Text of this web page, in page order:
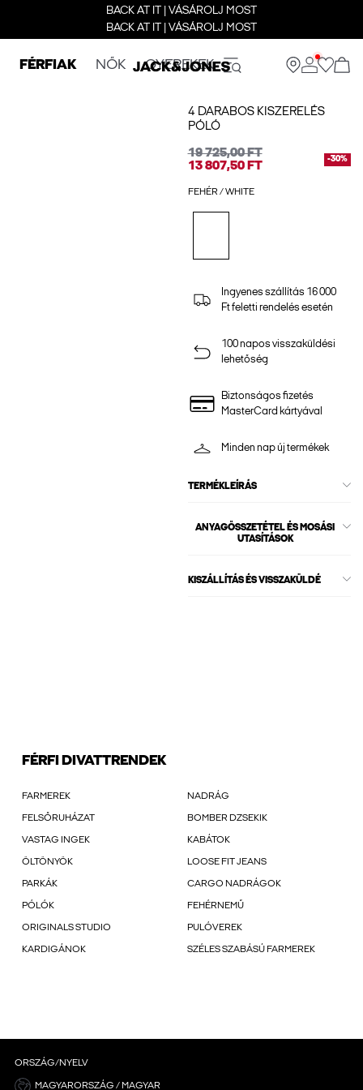
BACK AT IT | VÁSÁROLJ MOST
BACK AT IT | VÁSÁROLJ MOST
FÉRFIAK NŐK GYEREKEK
4 DARABOS KISZERELÉS
PÓLÓ
19 725,00 FT
13 807,50 FT
-30%
FEHÉR / WHITE
Ingyenes szállítás 16 000
Ft feletti rendelés esetén
100 napos visszaküldési
lehetőség
Biztonságos fizetés
MasterCard kártyával
Minden nap új termékek
TERMÉKLEÍRÁS
ANYAGÖSSZETÉTEL ÉS MOSÁSI
UTASÍTÁSOK
KISZÁLLÍTÁS ÉS VISSZAKÜLDÉ
FÉRFI DIVATTRENDEK
FARMEREK NADRÁG
FELSŐRUHÁZAT BOMBER DZSEKIK
VASTAG INGEK KABÁTOK
ÖLTÖNYÖK LOOSE FIT JEANS
PARKÁK CARGO NADRÁGOK
PÓLÓK FEHÉRNEMŰ
ORIGINALS STUDIO PULÓVEREK
KARDIGÁNOK SZÉLES SZABÁSÚ FARMEREK
ORSZÁG/NYELV
MAGYARORSZÁG / MAGYAR